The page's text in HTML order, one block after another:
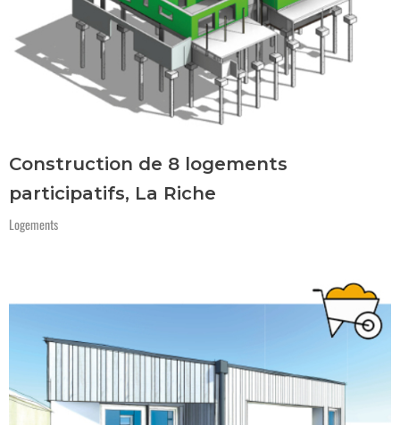
Construction de 8 logements
participatifs, La Riche
Logements